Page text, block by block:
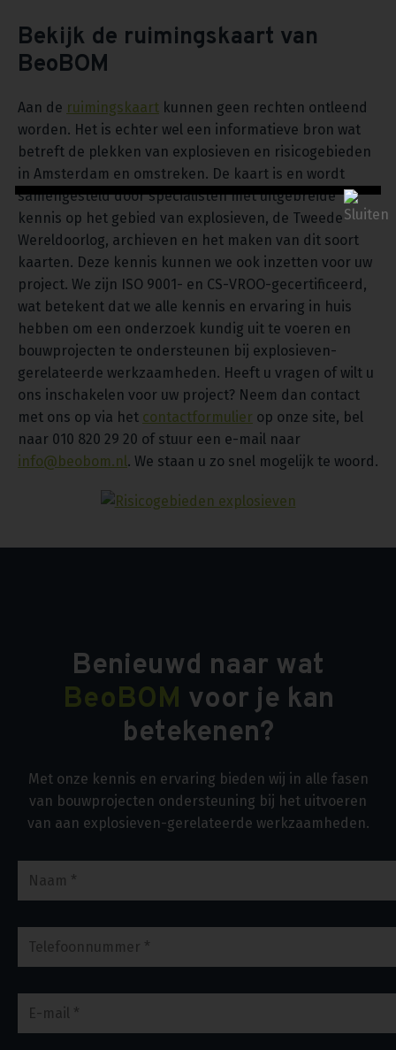
Bekijk de ruimingskaart van
BeoBOM
Aan de ruimingskaart kunnen geen rechten ontleend
worden. Het is echter wel een informatieve bron wat
betreft de plekken van explosieven en risicogebieden
in Amsterdam en omstreken. De kaart is en wordt
samengesteld door specialisten met uitgebreide
kennis op het gebied van explosieven, de Tweede
Wereldoorlog, archieven en het maken van dit soort
kaarten. Deze kennis kunnen we ook inzetten voor uw
project. We zijn ISO 9001- en CS-VROO-gecertificeerd,
wat betekent dat we alle kennis en ervaring in huis
hebben om een onderzoek kundig uit te voeren en
bouwprojecten te ondersteunen bij explosieven-
gerelateerde werkzaamheden. Heeft u vragen of wilt u
ons inschakelen voor uw project? Neem dan contact
met ons op via het contactformulier op onze site, bel
naar 010 820 29 20 of stuur een e-mail naar
info@beobom.nl. We staan u zo snel mogelijk te woord.
Benieuwd naar wat
BeoBOM voor je kan
betekenen?
Met onze kennis en ervaring bieden wij in alle fasen
van bouwprojecten ondersteuning bij het uitvoeren
van aan explosieven-gerelateerde werkzaamheden.